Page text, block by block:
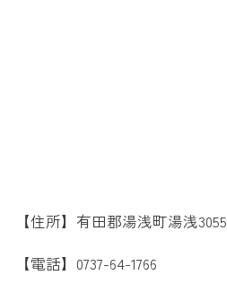
【住所】有田郡湯浅町湯浅3055
【電話】0737-64-1766